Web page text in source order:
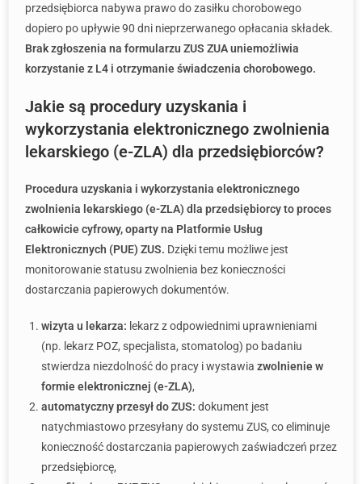
przedsiębiorca nabywa prawo do zasiłku chorobowego
dopiero po upływie 90 dni nieprzerwanego opłacania składek.
Brak zgłoszenia na formularzu ZUS ZUA uniemożliwia
korzystanie z L4 i otrzymanie świadczenia chorobowego.
Jakie są procedury uzyskania i
wykorzystania elektronicznego zwolnienia
lekarskiego (e-ZLA) dla przedsiębiorców?
Procedura uzyskania i wykorzystania elektronicznego
zwolnienia lekarskiego (e-ZLA) dla przedsiębiorcy to proces
całkowicie cyfrowy, oparty na Platformie Usług
Elektronicznych (PUE) ZUS. Dzięki temu możliwe jest
monitorowanie statusu zwolnienia bez konieczności
dostarczania papierowych dokumentów.
wizyta u lekarza: lekarz z odpowiednimi uprawnieniami
(np. lekarz POZ, specjalista, stomatolog) po badaniu
stwierdza niezdolność do pracy i wystawia zwolnienie w
formie elektronicznej (e-ZLA),
automatyczny przesył do ZUS: dokument jest
natychmiastowo przesyłany do systemu ZUS, co eliminuje
konieczność dostarczania papierowych zaświadczeń przez
przedsiębiorcę,